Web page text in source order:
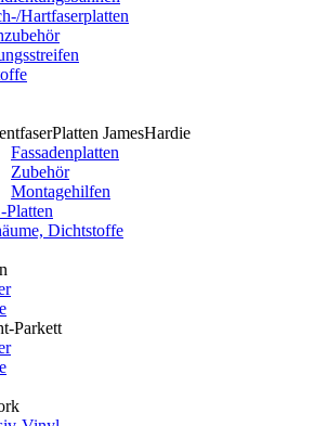
Hartfaserplatten
JamesHardie
Fassadenplatten
Zubehör
Montagehilfen
Dichtstoffe
Parkett